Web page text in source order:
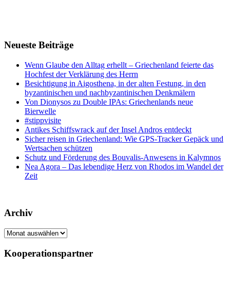
Neueste Beiträge
Wenn Glaube den Alltag erhellt – Griechenland feierte das
Hochfest der Verklärung des Herrn
Besichtigung in Aigosthena, in der alten Festung, in den
byzantinischen und nachbyzantinischen Denkmälern
Von Dionysos zu Double IPAs: Griechenlands neue
Bierwelle
#stippvisite
Antikes Schiffswrack auf der Insel Andros entdeckt
Sicher reisen in Griechenland: Wie GPS-Tracker Gepäck und
Wertsachen schützen
Schutz und Förderung des Bouvalis-Anwesens in Kalymnos
Nea Agora – Das lebendige Herz von Rhodos im Wandel der
Zeit
Archiv
Archiv
Kooperationspartner